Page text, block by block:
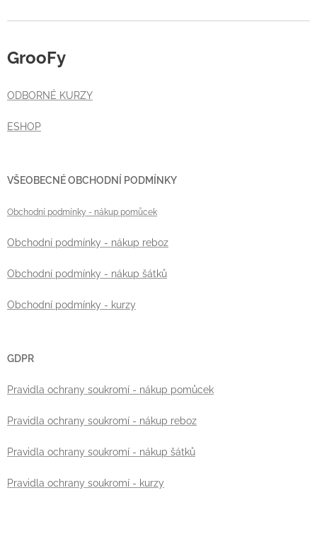
GrooFy
ODBORNÉ KURZY
ESHOP
VŠEOBECNÉ OBCHODNÍ PODMÍNKY
Obchodní podmínky - nákup pomůcek
Obchodní podmínky - nákup reboz
Obchodní podmínky - nákup šátků
Obchodní podmínky - kurzy
GDPR
Pravidla ochrany soukromí - nákup pomůcek
Pravidla ochrany soukromí - nákup reboz
Pravidla ochrany soukromí - nákup šátků
Pravidla ochrany soukromí - kurzy